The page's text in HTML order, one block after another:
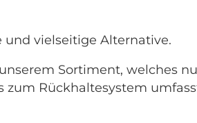
vielseitige Alternative.
Sortiment, welches
Rückhaltesystem